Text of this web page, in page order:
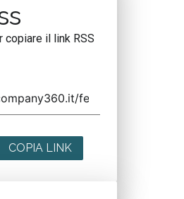
copiare il link RSS
COPIA LINK